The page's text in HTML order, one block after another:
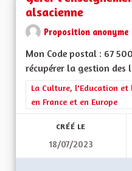
alsacienne
Proposition anonyme
Mon Code postal : 67
récupérer la gestion des
Filtrer les résultats de la
La Culture, l'Education et
en France et en Europe
CRÉÉ LE
18/07/2023